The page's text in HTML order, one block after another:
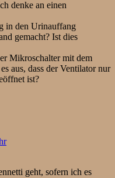
denke an einen
in den Urinauffang
gemacht? Ist dies
Mikroschalter mit dem
aus, dass der Ventilator nur
ist?
geht, sofern ich es